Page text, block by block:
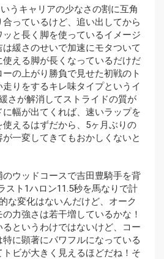
うキャリアの少なさの割に互角
っているけど、追い出してから
と長く脚を使っているイメージ
緩さのせいで加速にモタついて
える脚が長くなっているだけだ
の上がり勝負で見せた初戦のト
りをするキレ味タイプというイ
さが解消してストライドの質が
幅が出てくれば、速いラップを
えるはずだから、5ヶ月ぶりの
一変してきてもおかしくないと
ウッドコースで吉田豊騎手を背
スト1ハロン11.5秒を馬なりで計
な変化はないんだけど、オーク
力強さは若干増しているかな！
というわけではないけど、コー
に顕著にパワフルになっている
ビが大きく見えるほどだね！そ